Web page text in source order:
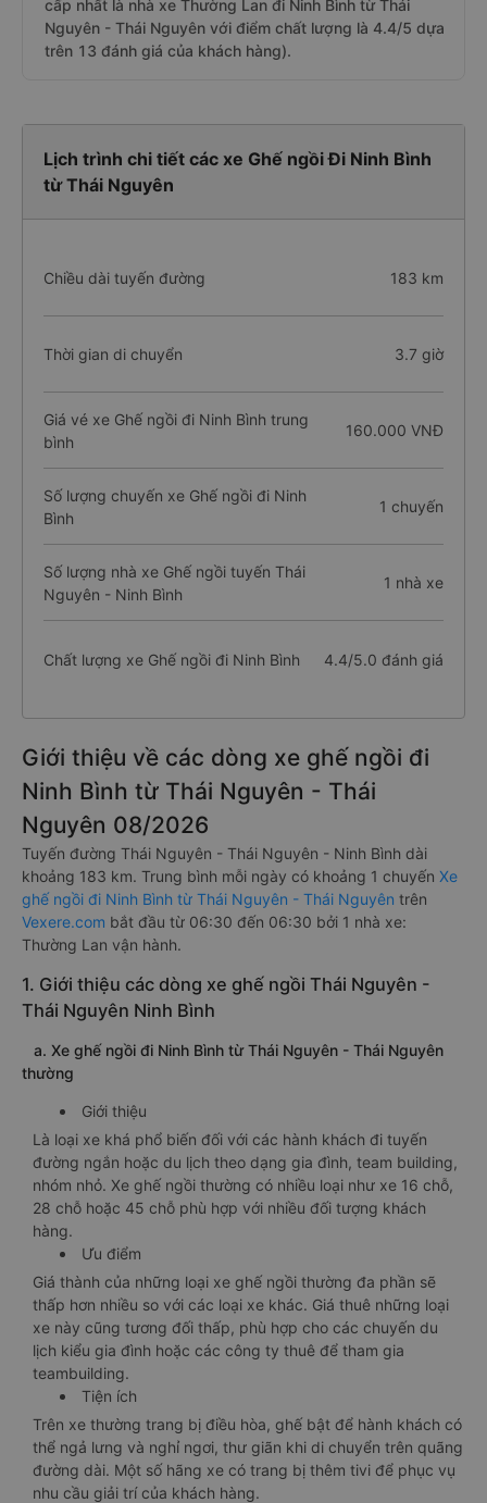
cấp nhất là nhà xe Thường Lan đi Ninh Bình từ Thái
Nguyên - Thái Nguyên với điểm chất lượng là 4.4/5 dựa
trên 13 đánh giá của khách hàng).
Lịch trình chi tiết các xe Ghế ngồi Đi Ninh Bình
từ Thái Nguyên
Chiều dài tuyến đường 183 km
Thời gian di chuyển 3.7 giờ
Giá vé xe Ghế ngồi đi Ninh Bình trung
bình
160.000 VNĐ
Số lượng chuyến xe Ghế ngồi đi Ninh
Bình
1 chuyến
Số lượng nhà xe Ghế ngồi tuyến Thái
Nguyên - Ninh Bình
1 nhà xe
Chất lượng xe Ghế ngồi đi Ninh Bình 4.4/5.0 đánh giá
Giới thiệu về các dòng xe ghế ngồi đi
Ninh Bình từ Thái Nguyên - Thái
Nguyên 08/2026
Tuyến đường Thái Nguyên - Thái Nguyên - Ninh Bình dài
khoảng 183 km. Trung bình mỗi ngày có khoảng 1 chuyến Xe
ghế ngồi đi Ninh Bình từ Thái Nguyên - Thái Nguyên trên
Vexere.com bắt đầu từ 06:30 đến 06:30 bởi 1 nhà xe:
Thường Lan vận hành.
1. Giới thiệu các dòng xe ghế ngồi Thái Nguyên -
Thái Nguyên Ninh Bình
a. Xe ghế ngồi đi Ninh Bình từ Thái Nguyên - Thái Nguyên
thường
Giới thiệu
Là loại xe khá phổ biến đối với các hành khách đi tuyến
đường ngắn hoặc du lịch theo dạng gia đình, team building,
nhóm nhỏ. Xe ghế ngồi thường có nhiều loại như xe 16 chỗ,
28 chỗ hoặc 45 chỗ phù hợp với nhiều đối tượng khách
hàng.
Ưu điểm
Giá thành của những loại xe ghế ngồi thường đa phần sẽ
thấp hơn nhiều so với các loại xe khác. Giá thuê những loại
xe này cũng tương đối thấp, phù hợp cho các chuyến du
lịch kiểu gia đình hoặc các công ty thuê để tham gia
teambuilding.
Tiện ích
Trên xe thường trang bị điều hòa, ghế bật để hành khách có
thể ngả lưng và nghỉ ngơi, thư giãn khi di chuyển trên quãng
đường dài. Một số hãng xe có trang bị thêm tivi để phục vụ
nhu cầu giải trí của khách hàng.